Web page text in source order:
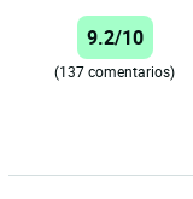
9.2/10
(137 comentarios)